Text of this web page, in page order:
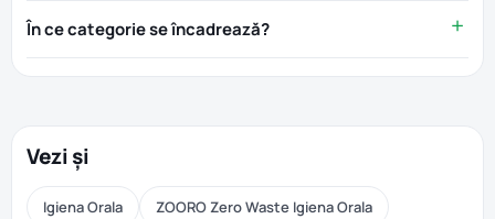
În ce categorie se încadrează?
Vezi și
Igiena Orala ZOORO Zero Waste Igiena Orala